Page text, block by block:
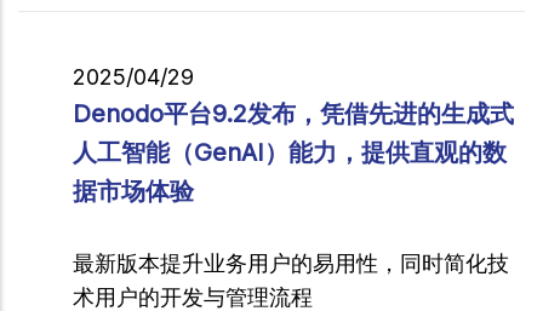
2025/04/29
Denodo平台9.2发布，凭借先进的生成式
人工智能（GenAI）能力，提供直观的数
据市场体验
最新版本提升业务用户的易用性，同时简化技
术用户的开发与管理流程